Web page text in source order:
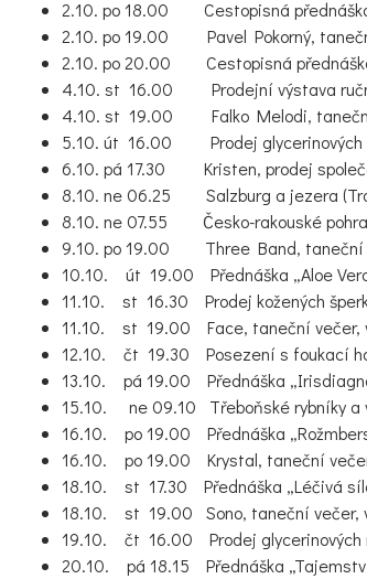
2.10. po 18.00 Cestopisná přednáška
2.10. po 19.00 Pavel Pokorný,
2.10. po 20.00 Cestopisná
4.10. st 16.00 Prodejní výstava ručně
4.10. st 19.00 Falko Melodi, taneční
5.10. út 16.00 Prodej glycerinových
6.10. pá 17.30 Kristen, prodej
8.10. ne 06.25 Salzburg a jezera
8.10. ne 07.55 Česko-rakouské
9.10. po 19.00 Three Band, taneční
10.10. út 19.00 Přednáška „Aloe Vera
11.10. st 16.30 Prodej kožených
11.10. st 19.00 Face, taneční večer,
12.10. čt 19.30 Posezení s foukací
13.10. pá 19.00 Přednáška
15.10. ne 09.10 Třeboňské rybníky a
16.10. po 19.00 Přednáška
16.10. po 19.00 Krystal, taneční
18.10. st 17.30 Přednáška „Léčivá
18.10. st 19.00 Sono, taneční večer,
19.10. čt 16.00 Prodej glycerinových
20.10. pá 18.15 Přednáška „Tajemství